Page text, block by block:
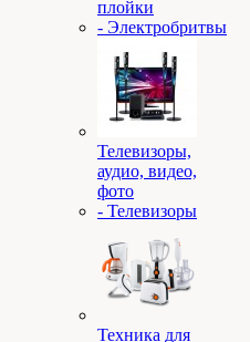
плойки
- Электробритвы
Телевизоры,
аудио, видео,
фото
- Телевизоры
Техника для